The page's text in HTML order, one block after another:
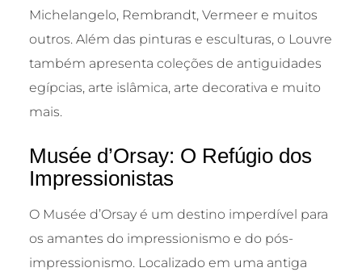
Michelangelo, Rembrandt, Vermeer e muitos
outros. Além das pinturas e esculturas, o Louvre
também apresenta coleções de antiguidades
egípcias, arte islâmica, arte decorativa e muito
mais.
Musée d’Orsay: O Refúgio dos
Impressionistas
O Musée d’Orsay é um destino imperdível para
os amantes do impressionismo e do pós-
impressionismo. Localizado em uma antiga